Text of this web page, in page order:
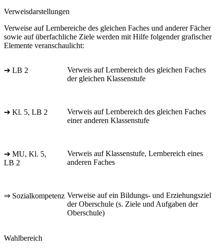
Verweisdarstellungen
Verweise auf Lernbereiche des gleichen Faches und anderer Fächer
sowie auf überfachliche Ziele werden mit Hilfe folgender grafischer
Elemente veranschaulicht:
➔ LB 2
Verweis auf Lernbereich des gleichen Faches
der gleichen Klassenstufe
➔ Kl. 5, LB 2
Verweis auf Lernbereich des gleichen Faches
einer anderen Klassenstufe
➔ MU, Kl. 5,
LB 2
Verweis auf Klassenstufe, Lernbereich eines
anderen Faches
⇒ Sozialkompetenz Verweise auf ein Bildungs- und Erziehungsziel
der Oberschule (s. Ziele und Aufgaben der
Oberschule)
Wahlbereich